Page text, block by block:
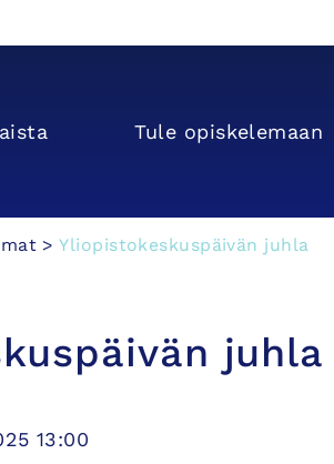
Tule opiskelemaan
>Yliopistokeskuspäivän juhla
juhla
13:00